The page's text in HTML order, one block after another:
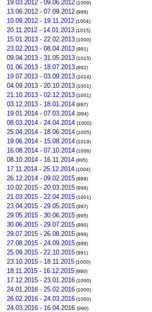
19.03.2012 - 09.06.2012 (1009)
13.06.2012 - 07.09.2012 (988)
10.09.2012 - 19.11.2012 (1004)
20.11.2012 - 14.01.2013 (1015)
15.01.2013 - 22.02.2013 (1000)
23.02.2013 - 08.04.2013 (991)
09.04.2013 - 31.05.2013 (1015)
01.06.2013 - 18.07.2013 (992)
19.07.2013 - 03.09.2013 (1014)
04.09.2013 - 20.10.2013 (1001)
21.10.2013 - 02.12.2013 (1001)
03.12.2013 - 18.01.2014 (997)
19.01.2014 - 07.03.2014 (994)
08.03.2014 - 24.04.2014 (1000)
25.04.2014 - 18.06.2014 (1005)
19.06.2014 - 15.08.2014 (1019)
16.08.2014 - 07.10.2014 (1006)
08.10.2014 - 16.11.2014 (995)
17.11.2014 - 25.12.2014 (1004)
26.12.2014 - 09.02.2015 (989)
10.02.2015 - 20.03.2015 (998)
21.03.2015 - 22.04.2015 (1001)
23.04.2015 - 29.05.2015 (997)
29.05.2015 - 30.06.2015 (995)
30.06.2015 - 29.07.2015 (990)
29.07.2015 - 26.08.2015 (998)
27.08.2015 - 24.09.2015 (988)
25.09.2015 - 22.10.2015 (991)
23.10.2015 - 18.11.2015 (1000)
18.11.2015 - 16.12.2015 (990)
17.12.2015 - 23.01.2016 (1000)
24.01.2016 - 25.02.2016 (1000)
26.02.2016 - 24.03.2016 (1000)
24.03.2016 - 16.04.2016 (990)